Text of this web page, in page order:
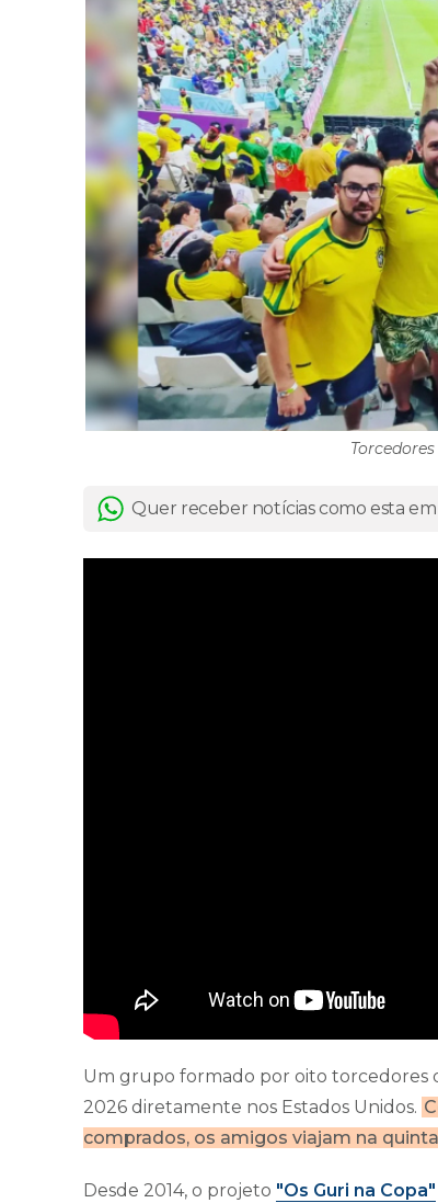
Quer receber notícias como esta
Um grupo formado por oito torcedores
2026 diretamente nos Estados Unidos.
comprados, os amigos viajam na
Desde 2014, o projeto "Os Guri na Copa"